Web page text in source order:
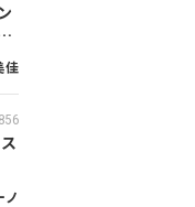
佳
ノ